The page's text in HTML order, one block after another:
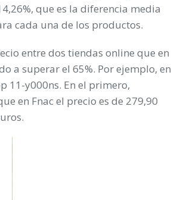
que es la diferencia media
cada una de los productos.
entre dos tiendas online que en
a superar el 65%. Por ejemplo, en
11-y000ns. En el primero,
en Fnac el precio es de 279,90